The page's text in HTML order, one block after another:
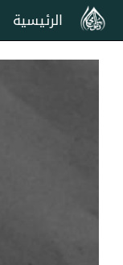
الرئيسية